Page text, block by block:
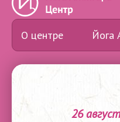
О центре Йога
26